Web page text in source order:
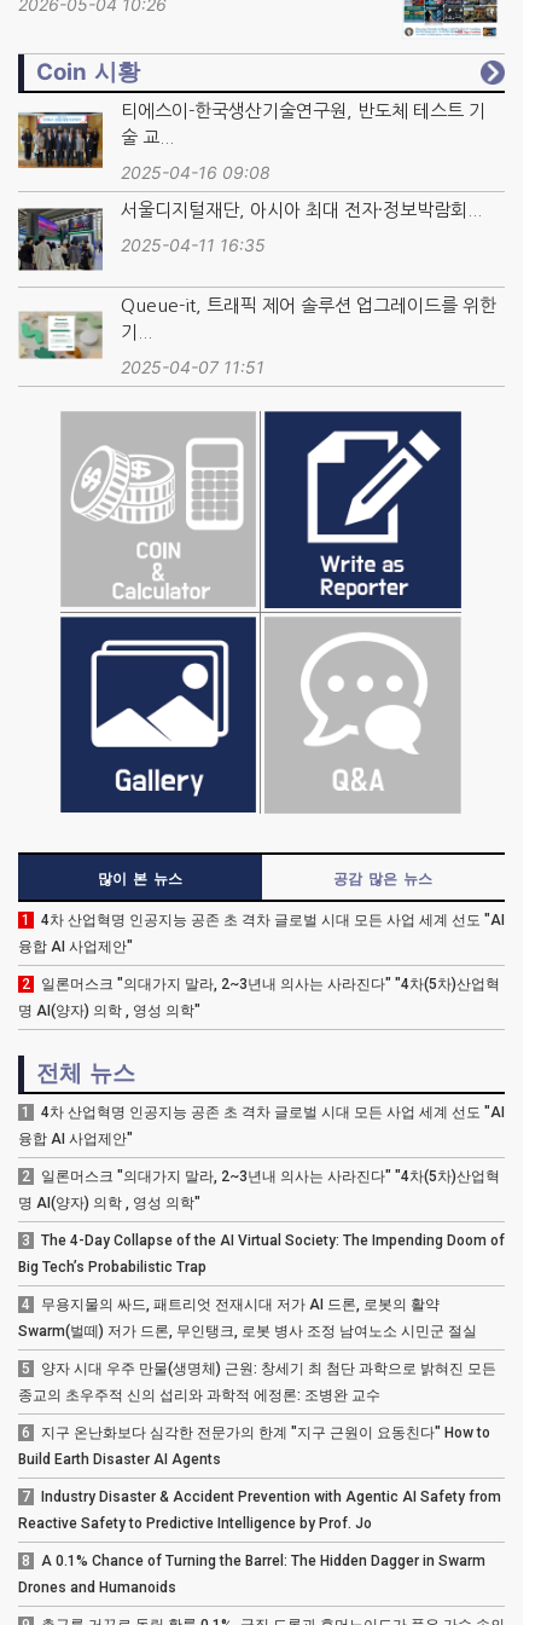
2026-05-04 10:26
Coin 시황
티에스이-한국생산기술연구원, 반도체 테스트 기
술 교...
2025-04-16 09:08
서울디지털재단, 아시아 최대 전자·정보박람회...
2025-04-11 16:35
Queue-it, 트래픽 제어 솔루션 업그레이드를 위한
기...
2025-04-07 11:51
많이 본 뉴스 공감 많은 뉴스
1
4차 산업혁명 인공지능 공존 초 격차 글로벌 시대 모든 사업 세계 선도 "AI
융합 AI 사업제안"
2
일론머스크 "의대가지 말라, 2~3년내 의사는 사라진다" "4차(5차)산업혁
명 AI(양자) 의학 , 영성 의학"
전체 뉴스
1
4차 산업혁명 인공지능 공존 초 격차 글로벌 시대 모든 사업 세계 선도 "AI
융합 AI 사업제안"
2
일론머스크 "의대가지 말라, 2~3년내 의사는 사라진다" "4차(5차)산업혁
명 AI(양자) 의학 , 영성 의학"
3
The 4-Day Collapse of the AI Virtual Society: The Impending Doom of
Big Tech’s Probabilistic Trap
4
무용지물의 싸드, 패트리엇 전재시대 저가 AI 드론, 로봇의 활약
Swarm(벌떼) 저가 드론, 무인탱크, 로봇 병사 조정 남여노소 시민군 절실
5
양자 시대 우주 만물(생명체) 근원: 창세기 최 첨단 과학으로 밝혀진 모든
종교의 초우주적 신의 섭리와 과학적 에정론: 조병완 교수
6
지구 온난화보다 심각한 전문가의 한계 "지구 근원이 요동친다" How to
Build Earth Disaster AI Agents
7
Industry Disaster & Accident Prevention with Agentic AI Safety from
Reactive Safety to Predictive Intelligence by Prof. Jo
8
A 0.1% Chance of Turning the Barrel: The Hidden Dagger in Swarm
Drones and Humanoids